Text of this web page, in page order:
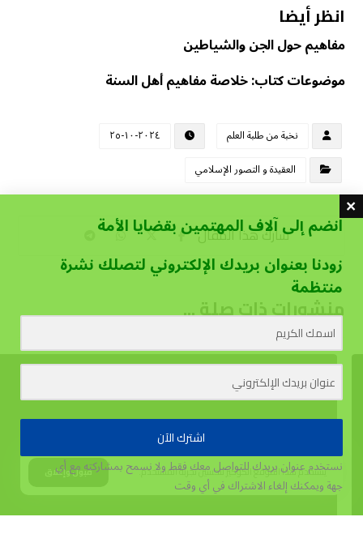
انظر أيضا
مفاهيم حول الجن والشياطين
موضوعات كتاب: خلاصة مفاهيم أهل السنة
نخبة من طلبة العلم
٢٠٢٤-١٠-٢٥
العقيدة و التصور الإسلامي
منشورات ذات صلة ...
يستخدم هذا الموقع الكوكيز لتحسين تجربة المستخدم. قبول وإغلاق
انضم إلى آلاف المهتمين بقضايا الأمة
زودنا بعنوان بريدك الإلكتروني لتصلك نشرة
منتظمة
اشترك الآن
نستخدم عنوان بريدك للتواصل معك فقط ولا نسمح بمشاركته مع أي
جهةويمكنك إلغاء الاشتراك في أي وقت